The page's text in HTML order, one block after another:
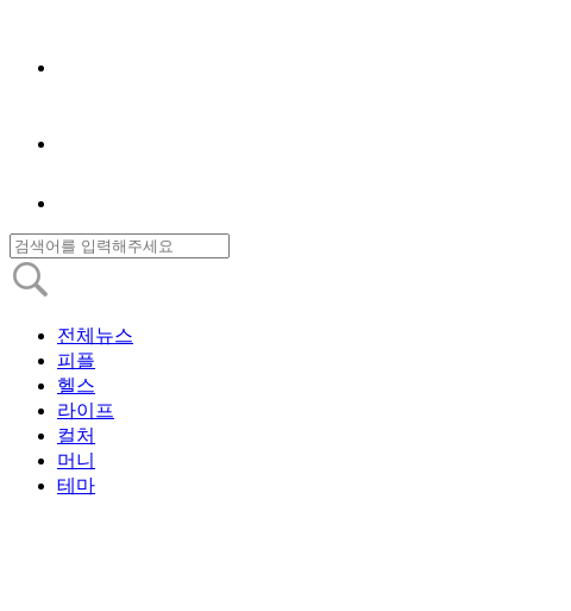
전체뉴스
피플
헬스
라이프
컬처
머니
테마